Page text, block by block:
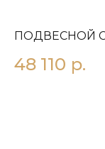
ПОДВЕСНОЙ
48 110 р.